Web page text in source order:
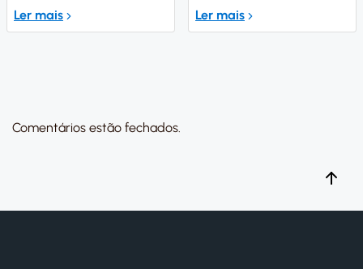
Ler mais Ler mais
Comentários estão fechados.